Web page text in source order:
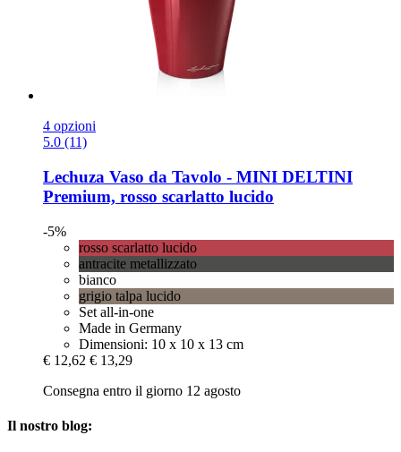
4 opzioni
5.0 (11)
Lechuza Vaso da Tavolo -​ MINI DELTINI
Premium, rosso scarlatto lucido
-5%
rosso scarlatto lucido
antracite metallizzato
bianco
grigio talpa lucido
Set all-in-one
Made in Germany
Dimensioni: 10 x 10 x 13 cm
€ 12,62 € 13,29
Consegna entro il giorno 12 agosto
Il nostro blog: